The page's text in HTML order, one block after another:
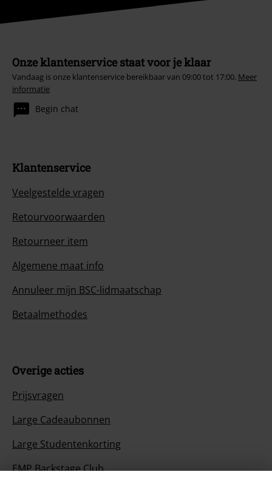
Onze klantenservice staat voor je klaar
Vandaag is onze klantenservice bereikbaar van 09:00 tot 17:00. Meer
informatie
Begin chat
Klantenservice
Veelgestelde vragen
Retourvoorwaarden
Retourneer item
Algemene maat info
Annuleer mijn BSC-lidmaatschap
Betaalmethodes
Overige acties
Prijsvragen
Large Cadeaubonnen
Large Studentenkorting
EMP Backstage Club